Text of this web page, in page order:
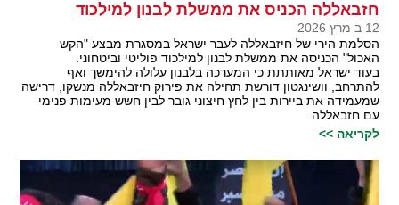
חזבאללה הכניס את ממשלת לבנון למילכוד
12 ב מרץ 2026
הסלמת הירי של חיזבאללה לעבר ישראל במסגרת מבצע "הקש
האכול" הכניסה את ממשלת לבנון למילכוד פוליטי וביטחוני.
בעוד ישראל מאותתת כי המערכה בלבנון עלולה להימשך ואף
להתרחב, וושינגטון דורשת תחילה את פירוק חיזבאללה מנשקו, דרישה
שמעמידה את ביירות בין לחץ חיצוני גובר לבין חשש מעימות פנימי
עם חזבאללה.
לקריאה >>